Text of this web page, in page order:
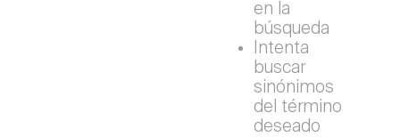
en la
búsqueda
Intenta
buscar
sinónimos
del término
deseado